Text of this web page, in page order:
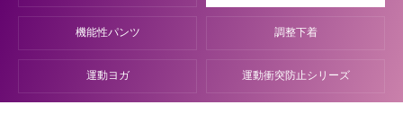
機能性パンツ 調整下着
運動ヨガ 運動衝突防止シリーズ